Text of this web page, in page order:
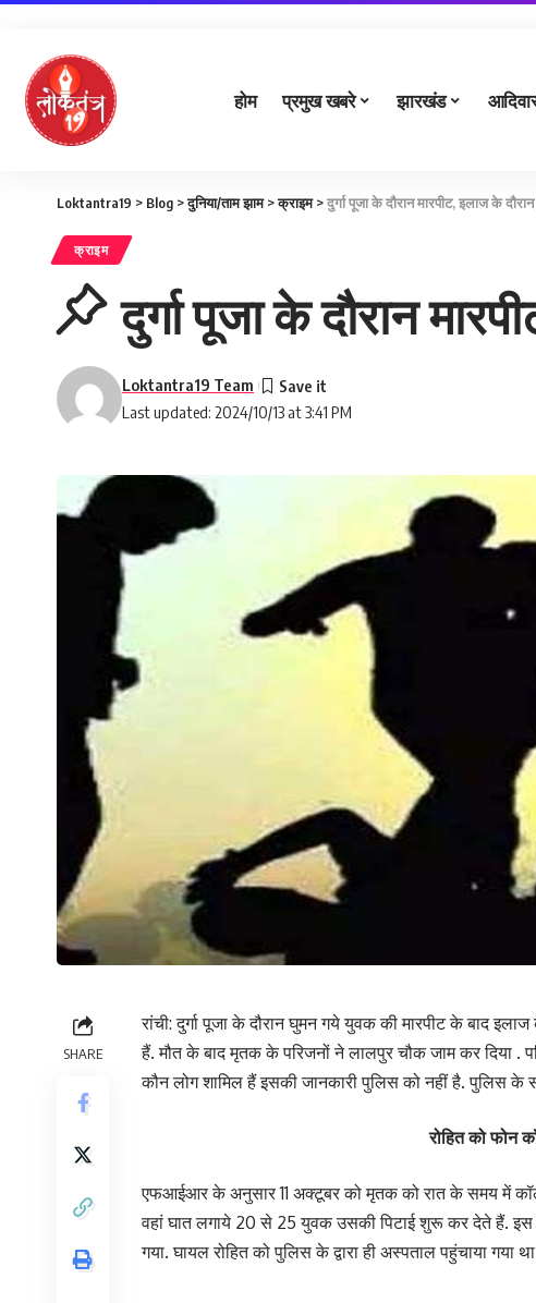
होम प्रमुख खबरे झारखंड
Loktantra19 > Blog >दुनिया/ताम झाम>क्राइम>दुर्गा पूजा के दौरान मारपीट, इलाज के
क्राइम
दुर्गा पूजा के दौरान
Last updated: 2024/10/13 at 3:41 PM
Loktantra19 Team
SHARE
रांची: दुर्गा पूजा के दौरान घुमन गये युवक की मारपीट के बाद
हैं. मौत के बाद मृतक के परिजनों ने लालपुर चौक जाम कर दिया .
कौन लोग शामिल हैं इसकी जानकारी पुलिस को नहीं है. पुलिस
रोहित को फोन
एफआईआर के अनुसार 11 अक्टूबर को मृतक को रात के समय में
वहां घात लगाये 20 से 25 युवक उसकी पिटाई शुरू कर देते हैं. इस
गया. घायल रोहित को पुलिस के द्वारा ही अस्पताल पहुंचाया गया